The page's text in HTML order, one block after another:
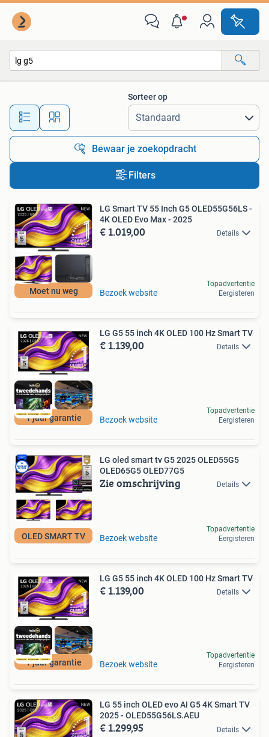
Alle afstanden…
Sorteer op
Bewaar je zoekopdracht
Filters
Moet nu weg
LG Smart TV 55 Inch G5 OLED55G56LS -
4K OLED Evo Max - 2025
€ 1.019,00 Details
Bezoek website
Topadvertentie
Eergisteren
1 jaar garantie
LG G5 55 inch 4K OLED 100 Hz Smart TV
€ 1.139,00 Details
Bezoek website
Topadvertentie
Eergisteren
OLED SMART TV
LG oled smart tv G5 2025 OLED55G5
OLED65G5 OLED77G5
Zie omschrijving Details
Bezoek website
Topadvertentie
Eergisteren
1 jaar garantie
LG G5 55 inch 4K OLED 100 Hz Smart TV
€ 1.139,00 Details
Bezoek website
Topadvertentie
Eergisteren
LG 55 inch OLED evo AI G5 4K Smart TV
2025 - OLED55G56LS.AEU
€ 1.299,95 Details